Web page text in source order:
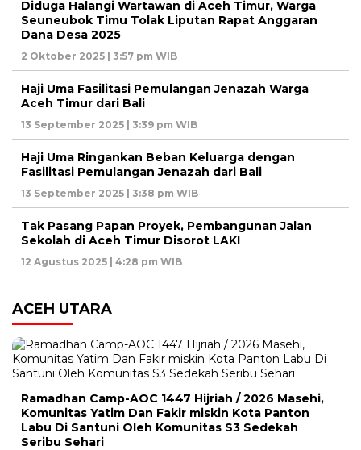
Diduga Halangi Wartawan di Aceh Timur, Warga
Seuneubok Timu Tolak Liputan Rapat Anggaran
Dana Desa 2025
2 Oktober 2025 | 3:57 pm WIB
Haji Uma Fasilitasi Pemulangan Jenazah Warga
Aceh Timur dari Bali
13 September 2025 | 3:39 pm WIB
Haji Uma Ringankan Beban Keluarga dengan
Fasilitasi Pemulangan Jenazah dari Bali
13 September 2025 | 3:38 pm WIB
Tak Pasang Papan Proyek, Pembangunan Jalan
Sekolah di Aceh Timur Disorot LAKI
12 Agustus 2025 | 4:28 pm WIB
ACEH UTARA
Ramadhan Camp-AOC 1447 Hijriah / 2026 Masehi,
Komunitas Yatim Dan Fakir miskin Kota Panton
Labu Di Santuni Oleh Komunitas S3 Sedekah
Seribu Sehari